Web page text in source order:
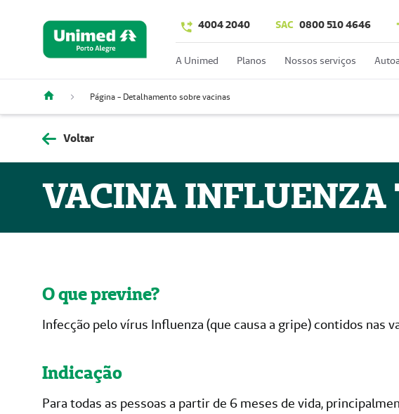
4004 2040 SAC 0800 510 4646
A Unimed Planos Nossos serviços
Página - Detalhamento sobre vacinas
Voltar
VACINA INFLUENZA
O que previne?
Infecção pelo vírus Influenza (que causa a gripe) contidos nas
Indicação
Para todas as pessoas a partir de 6 meses de vida,